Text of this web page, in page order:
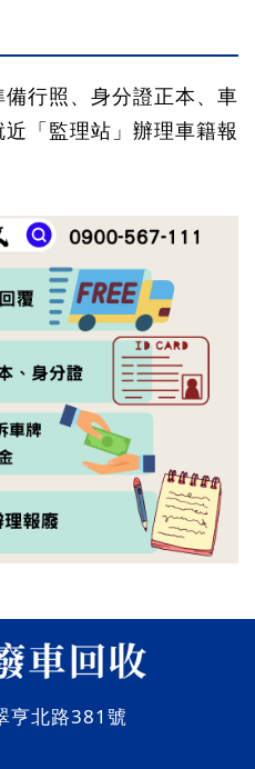
行照、身分證正本、車
「監理站」辦理車籍報
亨北路381號